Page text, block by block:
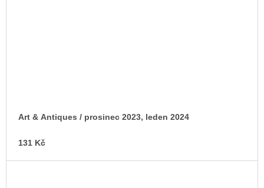
Art & Antiques / prosinec 2023, leden 2024
131 Kč